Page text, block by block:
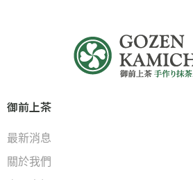
御前上茶
最新消息
關於我們